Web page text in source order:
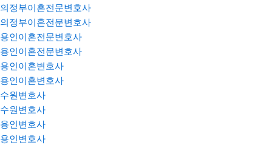
의정부이혼전문변호사
의정부이혼전문변호사
용인이혼전문변호사
용인이혼전문변호사
용인이혼변호사
용인이혼변호사
수원변호사
수원변호사
용인변호사
용인변호사